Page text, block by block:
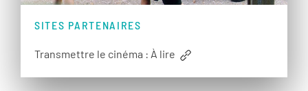
SITES PARTENAIRES
Transmettre le cinéma : À lire